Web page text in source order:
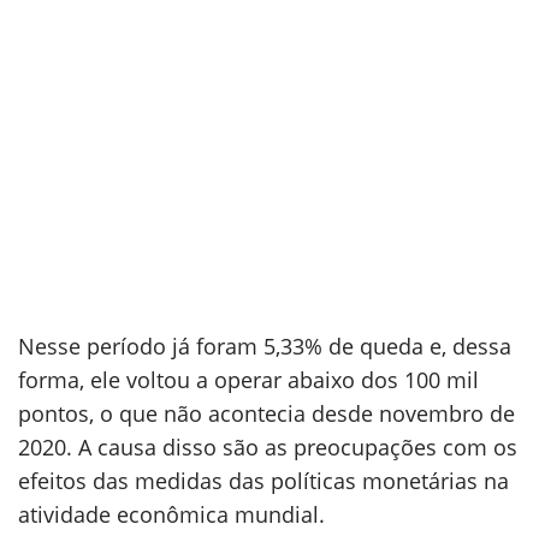
Nesse período já foram 5,33% de queda e, dessa
forma, ele voltou a operar abaixo dos 100 mil
pontos, o que não acontecia desde novembro de
2020. A causa disso são as preocupações com os
efeitos das medidas das políticas monetárias na
atividade econômica mundial.